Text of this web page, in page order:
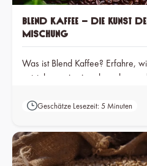
Blend Kaffee – die Kunst
Mischung
Was ist Blend Kaffee? Erfahre,
entstehen, wie sie schmecken
Geschätze Lesezeit: 5 Minuten